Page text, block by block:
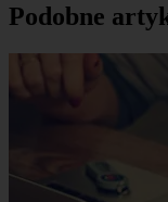
Podobne